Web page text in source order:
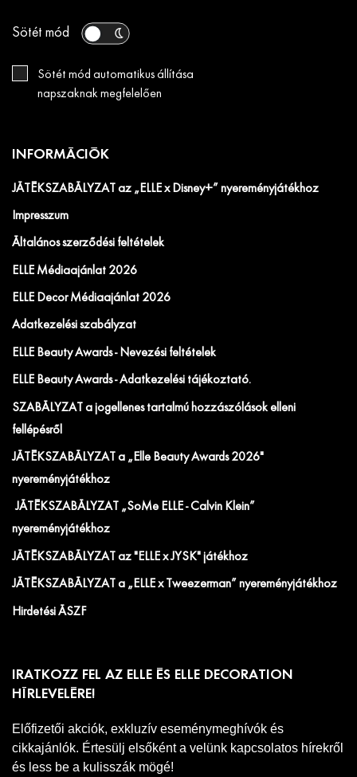
Sötét mód
Sötét mód automatikus állítása
napszaknak megfelelően
INFORMÁCIÓK
JÁTÉKSZABÁLYZAT az „ELLE x Disney+” nyereményjátékhoz
Impresszum
Általános szerződési feltételek
ELLE Médiaajánlat 2026
ELLE Decor Médiaajánlat 2026
Adatkezelési szabályzat
ELLE Beauty Awards - Nevezési feltételek
ELLE Beauty Awards - Adatkezelési tájékoztató.
SZABÁLYZAT a jogellenes tartalmú hozzászólások elleni
fellépésről
JÁTÉKSZABÁLYZAT a „Elle Beauty Awards 2026"
nyereményjátékhoz
JÁTÉKSZABÁLYZAT „SoMe ELLE - Calvin Klein”
nyereményjátékhoz
JÁTÉKSZABÁLYZAT az "ELLE x JYSK" játékhoz
JÁTÉKSZABÁLYZAT a „ELLE x Tweezerman” nyereményjátékhoz
Hirdetési ÁSZF
IRATKOZZ FEL AZ ELLE ÉS ELLE DECORATION
HÍRLEVELÉRE!
Előfizetői akciók, exkluzív eseménymeghívók és
cikkajánlók. Értesülj elsőként a velünk kapcsolatos hírekről
és less be a kulisszák mögé!